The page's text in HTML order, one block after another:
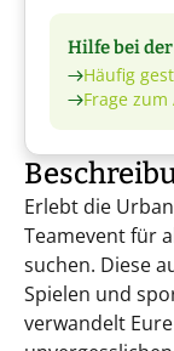
Hilfe bei
Häufig
Frage
Erlebt die
Teamevent für
suchen. Diese
Spielen und
verwandelt